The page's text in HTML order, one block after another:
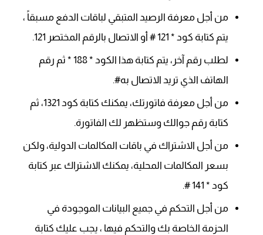
من أجل معرفة الرصيد المتبقي لباقات الدفع مسبقاً ،
يتم كتابة كود * 121 # أو الاتصال بالرقم المختصر 121.
لطلب رقم آخر، يتم كتابة هذا الكود * 188 * ثم رقم
الهاتف الذي تريد الاتصال به#.
من أجل معرفة فاتورتك، يمكنك كتابة كود 1321، ثم
كتابة رقم جوالك وستظهر لك الفاتورة.
من أجل الاشتراك في باقات المكالمات الدولية، ولكن
بسعر المكالمات المحلية، يمكنك الاشتراك عبر كتابة
كود * 141 #.
من أجل التحكم في جميع البيانات الموجودة في
الحزمة الخاصة بك والتحكم فيها ، يجب عليك كتابة